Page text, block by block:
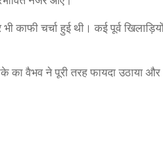
काफी चर्चा हुई थी। कई पूर्व
का वैभव ने पूरी तरह फायदा उठाया और